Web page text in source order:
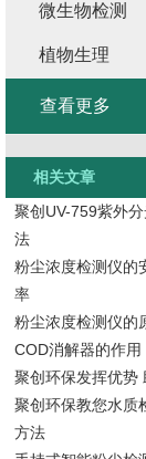
微生物检测
植物生理
查看更多
相关文章
聚创UV-759紫外
法
粉尘浓度检测仪的
率
粉尘浓度检测仪的
COD消解器的作用
聚创环保发挥优势
聚创环保教您水质
方法